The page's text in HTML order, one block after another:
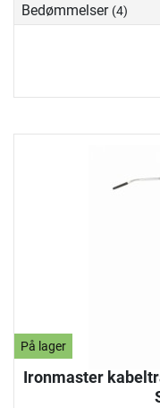
Bedømmelser (4)
På lager
Ironmaster